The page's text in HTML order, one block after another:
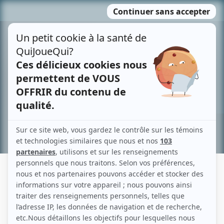
MENU
contenu
Recherche avancée »
DANIÈLE NAUD
Liens
Fiche de Danièle Naud sur Showbizz.net